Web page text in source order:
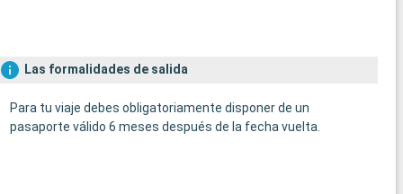
Las formalidades de salida
Para tu viaje debes obligatoriamente disponer de un
pasaporte válido 6 meses después de la fecha vuelta.